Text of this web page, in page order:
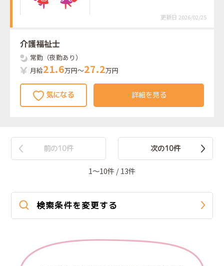
更新日 2026/02/25
介護福祉士
常勤（夜勤あり）
月給21.6万円～27.2万円
詳細を見る
前の10件 次の10件
1〜10件 / 13件
検索条件を変更する